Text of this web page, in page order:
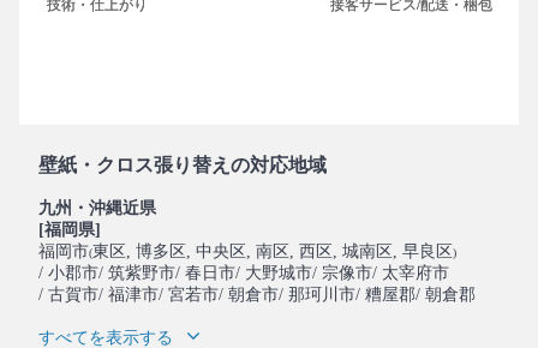
壁紙・クロス張り替えの対応地域
九州・沖縄近県
[福岡県]
福岡市(東区 , 博多区 , 中央区 , 南区 , 西区 , 城南区 , 早良区)
/ 小郡市/ 筑紫野市/ 春日市/ 大野城市/ 宗像市/ 太宰府市
/ 古賀市/ 福津市/ 宮若市/ 朝倉市/ 那珂川市/ 糟屋郡/ 朝倉郡
すべてを表示する